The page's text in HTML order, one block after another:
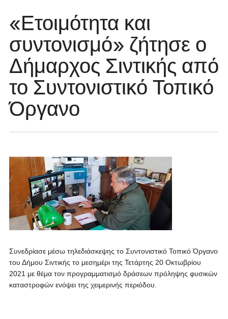
«Ετοιμότητα και
συντονισμό» ζήτησε ο
Δήμαρχος Σιντικής από
το Συντονιστικό Τοπικό
Όργανο
Συνεδρίασε μέσω τηλεδιάσκεψης το Συντονιστικό Τοπικό Όργανο
του Δήμου Σιντικής το μεσημέρι της Τετάρτης 20 Οκτωβρίου
2021 με θέμα τον προγραμματισμό δράσεων πρόληψης φυσικών
καταστροφών ενόψει της χειμερινής περιόδου.